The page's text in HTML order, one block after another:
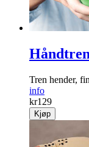
Tren hender,
info
kr129
Kjøp